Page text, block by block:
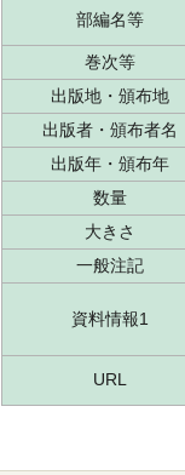
部編名等
巻次等
出版地・頒布地
出版者・頒布者名
出版年・頒布年
数量
大きさ
一般注記
資料情報1
URL